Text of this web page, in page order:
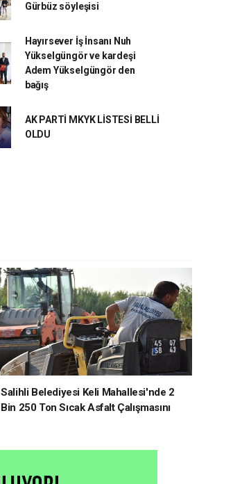
Gürbüz söyleşisi
Hayırsever İş İnsanı Nuh
Yükselgüngör ve kardeşi
Adem Yükselgüngör den
bağış
AK PARTİ MKYK LİSTESİ BELLİ
OLDU
Salihli Belediyesi Keli Mahallesi'nde 2
Bin 250 Ton Sıcak Asfalt Çalışmasını